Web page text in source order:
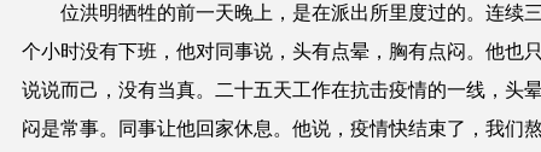
位洪明牺牲的前一天晚上，是在派出所里度过的。连续
个小时没有下班，他对同事说，头有点晕，胸有点闷。他也
说说而己，没有当真。二十五天工作在抗击疫情的一线，头
闷是常事。同事让他回家休息。他说，疫情快结束了，我们